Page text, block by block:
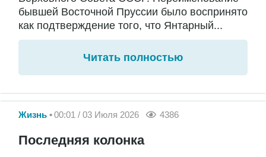
бывшей Восточной Пруссии было воспринято
как подтверждение того, что Янтарный...
Читать полностью
Жизнь 00:01 / 03 Июля 2026 4386
Последняя колонка